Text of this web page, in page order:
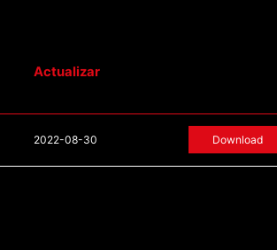
Actualizar
2022-08-30 Download